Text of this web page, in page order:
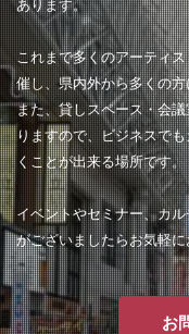
あります。
これまで多くのアーティ
催し、県内外から多くの
また、貸しスペース・会
りますので、ビジネスで
くことが出来る場所です。
イベントやセミナー、カ
がございましたらお気軽
お